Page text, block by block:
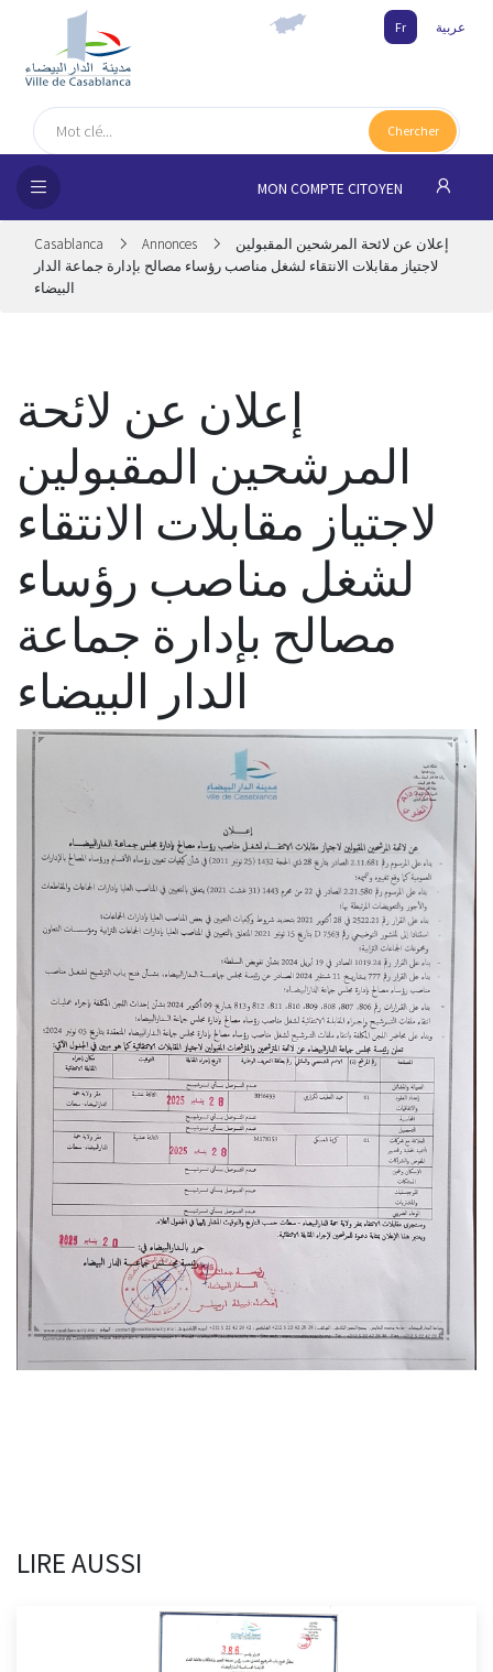
Fr عربية
Chercher
MON COMPTE CITOYEN
Casablanca Annonces
إعلان عن لائحة المرشحين المقبولين
لاجتياز مقابلات الانتقاء لشغل مناصب رؤساء مصالح بإدارة جماعة الدار
البيضاء
إعلان عن لائحة
المرشحين المقبولين
لاجتياز مقابلات الانتقاء
لشغل مناصب رؤساء
مصالح بإدارة جماعة
الدار البيضاء
LIRE AUSSI